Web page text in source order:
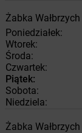
Żabka Wałbrzych
Poniedziałek:
Wtorek:
Środa:
Czwartek:
Piątek:
Sobota:
Niedziela:
Żabka Wałbrzych